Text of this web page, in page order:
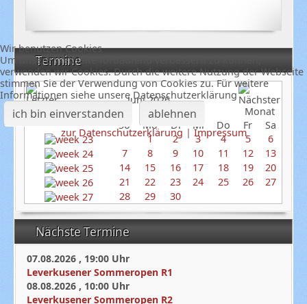
Termine
Juni 2026
So
Mo Di Mi Do Fr
Sa
1
2 3 4 5
6
7
8 9 10 11 12
13
14
15 16 17 18 19
20
21
22 23 24 25 26
27
28
29 30
Nächste Termine
07.08.2026 , 19:00 Uhr
Leverkusener Sommeropen R1
08.08.2026 , 10:00 Uhr
Leverkusener Sommeropen R2
Wir benutzen Cookies
Um unsere Webseite fortlaufend verbessern zu können,
verwenden wir Cookies. Durch die weitere Nutzung der Webseite
stimmen Sie der Verwendung von Cookies zu. Für weitere
Informationen siehe unsere Datenschutzerklärung
ich bin einverstanden ablehnen
zur Datenschutzerklärung |Impressum